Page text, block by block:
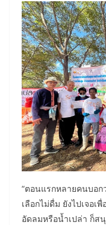
“ตอนแรกหลายคนบอก
เลือกไม่ดื่ม ยังไปเจอเ
อัดลมหรือน้ำเปล่า ก็ส